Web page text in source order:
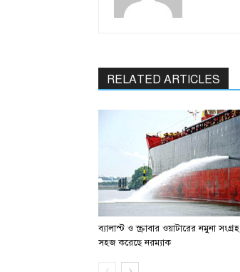
RELATED ARTICLES
ব্যালাস্ট ও স্ক্রাবার ওয়াটারের নমুনা সংগ্রহ
সহজ করেছে নরম্যাক